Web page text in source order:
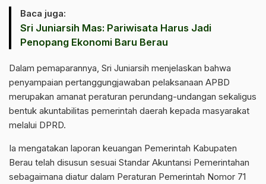
Baca juga:
Sri Juniarsih Mas: Pariwisata Harus Jadi
Penopang Ekonomi Baru Berau
Dalam pemaparannya, Sri Juniarsih menjelaskan bahwa
penyampaian pertanggungjawaban pelaksanaan APBD
merupakan amanat peraturan perundang-undangan sekaligus
bentuk akuntabilitas pemerintah daerah kepada masyarakat
melalui DPRD.
Ia mengatakan laporan keuangan Pemerintah Kabupaten
Berau telah disusun sesuai Standar Akuntansi Pemerintahan
sebagaimana diatur dalam Peraturan Pemerintah Nomor 71